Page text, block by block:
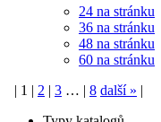
24 na stránku
36 na stránku
48 na stránku
60 na stránku
| 1 | 2 | 3 … | 8 další» |